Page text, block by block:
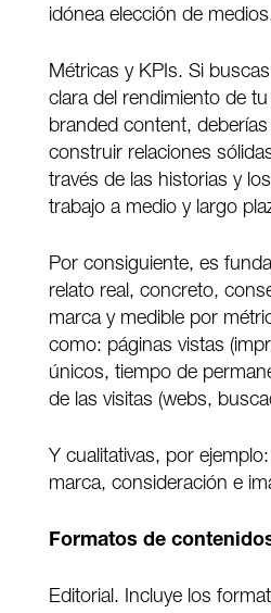
idónea elección de
Métricas y KPIs. Si
clara del rendimiento de
branded content,
construir relaciones
través de las historias y
trabajo a medio y largo
Por consiguiente, es
relato real, concreto,
marca y medible por
como: páginas vistas
únicos, tiempo de
de las visitas (webs,
Y cualitativas, por
marca, consideración e
Formatos de
Editorial. Incluye los